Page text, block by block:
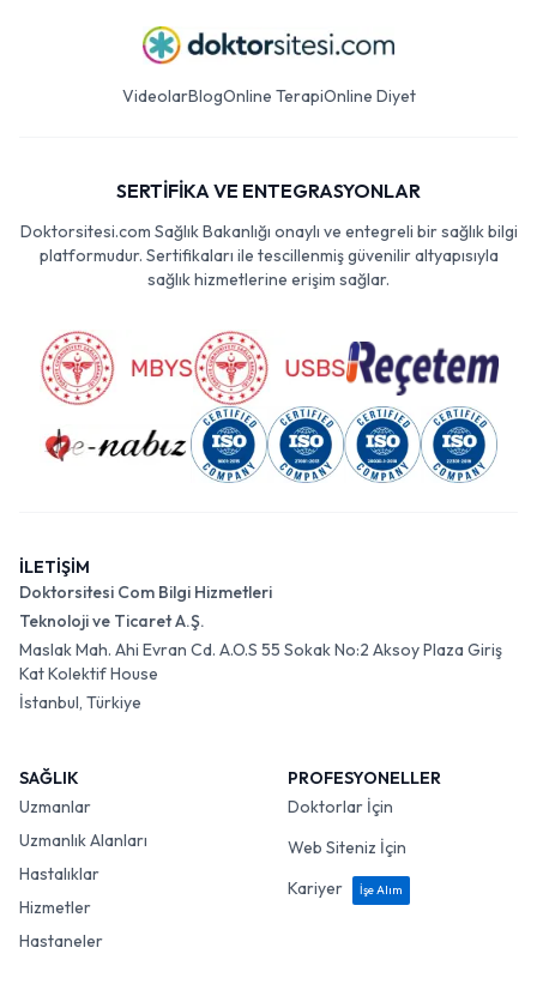
VideolarBlogOnline TerapiOnline Diyet
SERTİFİKA VE ENTEGRASYONLAR
Doktorsitesi.com Sağlık Bakanlığı onaylı ve entegreli bir sağlık bilgi
platformudur. Sertifikaları ile tescillenmiş güvenilir altyapısıyla
sağlık hizmetlerine erişim sağlar.
İLETİŞİM
Doktorsitesi Com Bilgi Hizmetleri
Teknoloji ve Ticaret A.Ş.
Maslak Mah. Ahi Evran Cd. A.O.S 55 Sokak No:2 Aksoy Plaza Giriş
Kat Kolektif House
İstanbul, Türkiye
SAĞLIK
Uzmanlar
Uzmanlık Alanları
Hastalıklar
Hizmetler
Hastaneler
PROFESYONELLER
Doktorlar İçin
Web Siteniz İçin
Kariyer
İşe Alım